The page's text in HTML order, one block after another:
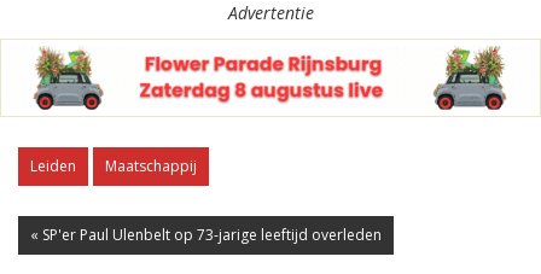
Advertentie
Leiden Maatschappij
« SP'er Paul Ulenbelt op 73-jarige leeftijd overleden